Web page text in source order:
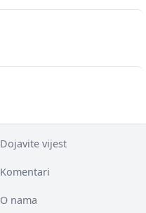
Dojavite vijest
Komentari
O nama